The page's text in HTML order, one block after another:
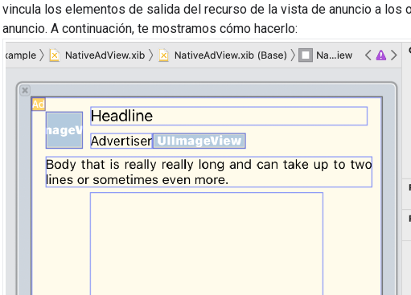
vincula los elementos de salida del recurso de la vista de anuncio a los
anuncio. A continuación, te mostramos cómo hacerlo: